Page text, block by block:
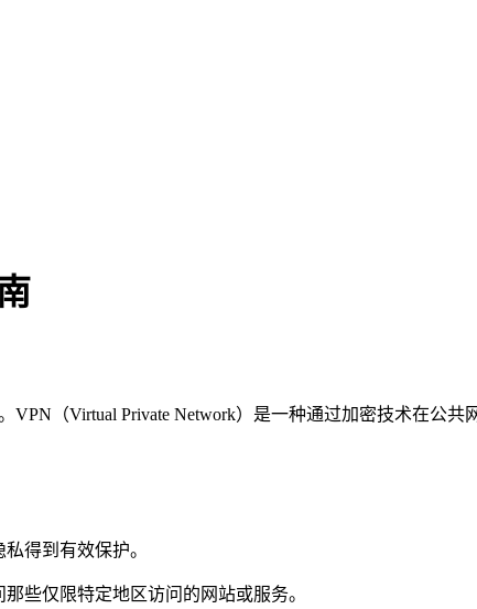
（Virtual Private Network）是一种通过加密技术在公共
得到有效保护。
些仅限特定地区访问的网站或服务。